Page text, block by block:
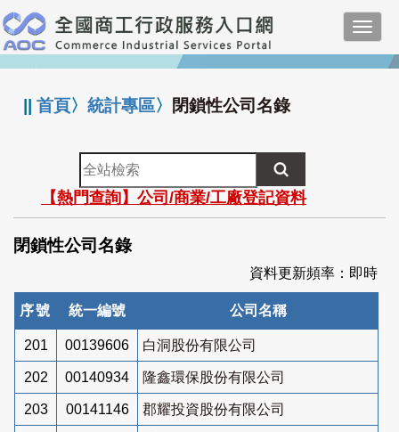
跳
到
主
要
:::
||首頁〉統計專區〉 閉鎖性公司名錄
全
站
檢
索
【熱門查詢】公司/商業/工廠登記資料
閉鎖性公司名錄
資料更新頻率：即時
序號 統一編號 公司名稱
201 00139606 白洞股份有限公司
202 00140934 隆鑫環保股份有限公司
203 00141146 郡耀投資股份有限公司